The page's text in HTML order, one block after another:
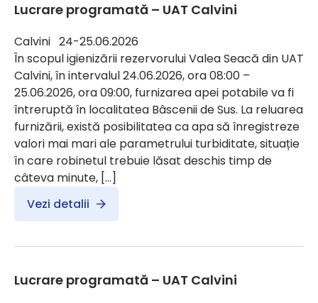
Lucrare programată – UAT Calvini
Calvini 24-25.06.2026
În scopul igienizării rezervorului Valea Seacă din UAT
Calvini, în intervalul 24.06.2026, ora 08:00 –
25.06.2026, ora 09:00, furnizarea apei potabile va fi
întreruptă în localitatea Bâscenii de Sus. La reluarea
furnizării, există posibilitatea ca apa să înregistreze
valori mai mari ale parametrului turbiditate, situație
în care robinetul trebuie lăsat deschis timp de
câteva minute, […]
Vezi detalii
Lucrare programată – UAT Calvini